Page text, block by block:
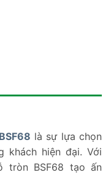
là sự lựa chọn
khách hiện đại. Với
tròn BSF68 tạo ấn